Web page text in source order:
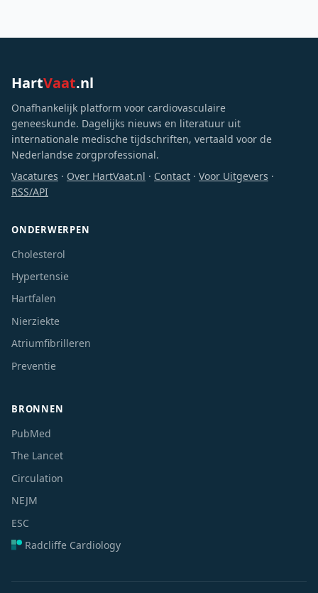
HartVaat.nl
Onafhankelijk platform voor cardiovasculaire
geneeskunde. Dagelijks nieuws en literatuur uit
internationale medische tijdschriften, vertaald voor de
Nederlandse zorgprofessional.
Vacatures · Over HartVaat.nl · Contact · Voor Uitgevers ·
RSS/API
ONDERWERPEN
Cholesterol
Hypertensie
Hartfalen
Nierziekte
Atriumfibrilleren
Preventie
BRONNEN
PubMed
The Lancet
Circulation
NEJM
ESC
Radcliffe Cardiology